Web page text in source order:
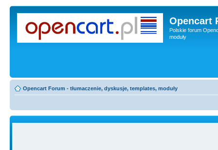
Opencart
Polskie forum
moduły
Opencart Forum - tłumaczenie, dyskusje, templates, moduły